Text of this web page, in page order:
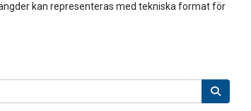
kan representeras med tekniska format för